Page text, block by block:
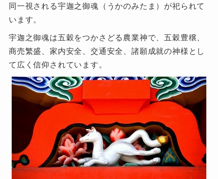
同一視される宇迦之御魂（うかのみたま）が祀られて
います。
宇迦之御魂は五穀をつかさどる農業神で、五穀豊穣、
商売繁盛、家内安全、交通安全、諸願成就の神様とし
て広く信仰されています。